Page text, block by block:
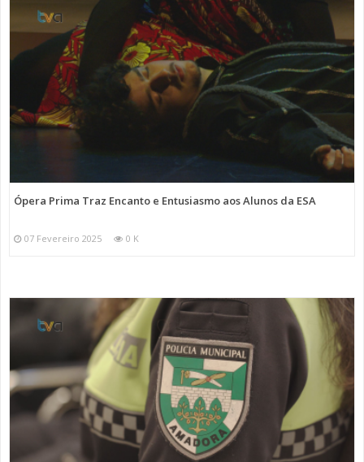
Ópera Prima Traz Encanto e Entusiasmo aos Alunos da ESA
07 Fevereiro 2025 0 K